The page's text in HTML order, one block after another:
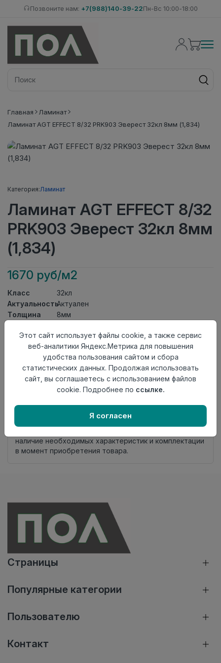
Позвоните нам: +7(988)140-39-22Пн-Вс 10:00-18:00
Главная
Ламинат
Ламинат AGT EFFECT 8/32 PRK903 Эверест 32кл 8мм (1,834)
Категория:Ламинат
Ламинат AGT EFFECT 8/32
PRK903 Эверест 32кл 8мм
(1,834)
1670 руб/м2
Класс
32кл
АктуальностьАктуален
Толщина
8мм
доски
Теплый пол
до +27 градусов
4V
Замок
L2C/ Click to Fit
Страна
происхождения
Турция
Нет в наличии
Внимание! Внешний вид товара может отличаться от
наличие необходимых характеристик и комплектации
в момент приобретения товара.
Страницы
Популярные категории
Пользователю
Контакт
Этот сайт использует файлы cookie, а также сервис
веб-аналитики Яндекс.Метрика для повышения
удобства пользования сайтом и сбора
статистических данных. Продолжая использовать
сайт, вы соглашаетесь с использованием файлов
cookie. Подробнее по ссылке.
Я согласен